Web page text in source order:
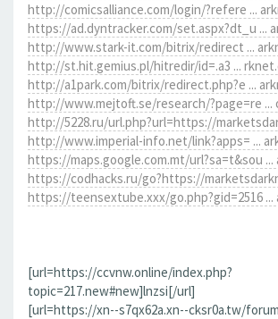
http://comicsalliance.com/login/?refere ...
https://ad.dyntracker.com/set.aspx?dt_u ...
http://www.stark-it.com/bitrix/redirect ...
http://st.hit.gemius.pl/hitredir/id=.a3 ...
http://a1park.com/bitrix/redirect.php?e ...
http://www.mejtoft.se/research/?page=re ...
http://5228.ru/url.php?url=https://
http://www.imperial-info.net/link?apps= ...
https://maps.google.com.mt/url?sa=t&sou ...
https://codhacks.ru/go?https://
https://teensextube.xxx/go.php?gid=2516 ...
[url=https://ccvnw.online/index.php?
topic=217.new#new]lnzsi[/url]
[url=https://xn--s7qx62a.xn--cksr0a.tw/